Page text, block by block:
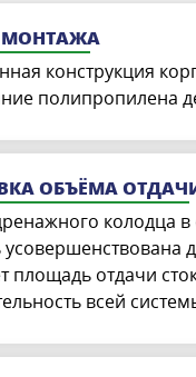
МОНТАЖА
конструкция
полипропилена
ОБЪЁМА
колодца в
площадь отдачи
всей